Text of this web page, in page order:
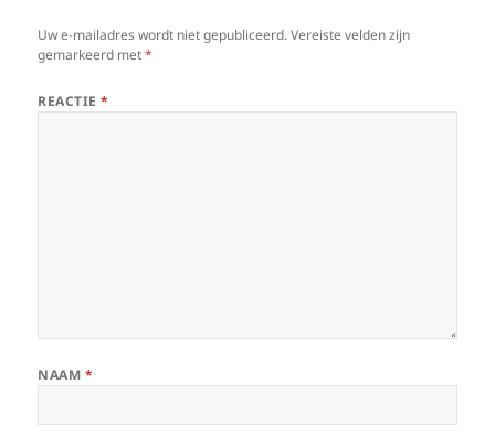
Uw e-mailadres wordt niet gepubliceerd. Vereiste velden zijn
gemarkeerd met*
REACTIE*
NAAM *